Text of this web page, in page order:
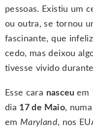
pessoas. Existiu um
ou outra, se tornou
fascinante, que
cedo, mas deixou
tivesse vivido
Esse cara nasceu em
dia 17 de Maio,
em Maryland, nos